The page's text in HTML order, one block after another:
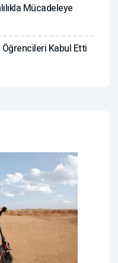
Mücadeleye
Kabul Etti